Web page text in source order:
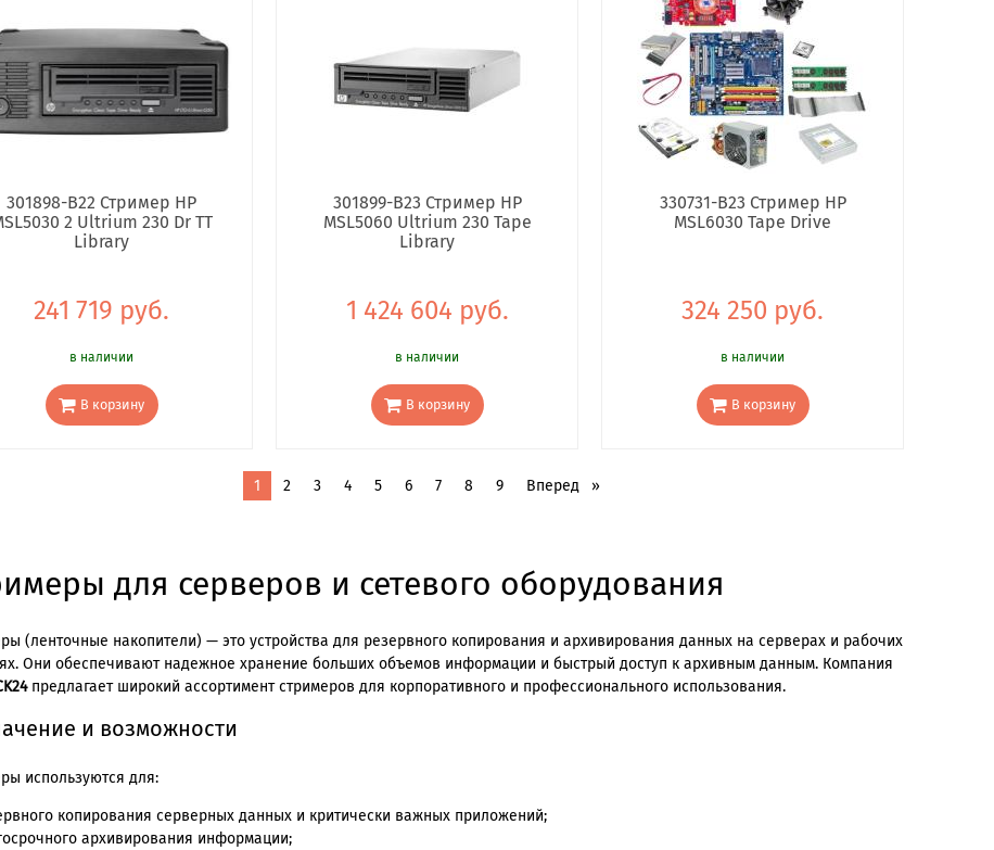
301898-B22 Стример HP
2 Ultrium 230 Dr TT
Library
241 719 руб.
в наличии
В корзину
301899-B23 Стример HP
MSL5060 Ultrium 230 Tape
Library
1 424 604 руб.
в наличии
В корзину
330731-B23 Стример HP
MSL6030 Tape Drive
324 250 руб.
в наличии
В корзину
Вы
1 2 3 4 5 6 7 8 9 Вперед
для серверов и сетевого оборудования
(ленточные накопители) — это устройства для резервного копирования и архивирования данных на серверах и рабочих
Они обеспечивают надежное хранение больших объемов информации и быстрый доступ к архивным данным. Компания
предлагает широкий ассортимент стримеров для корпоративного и профессионального использования.
и возможности
используются для:
копирования серверных данных и критически важных приложений;
архивирования информации;